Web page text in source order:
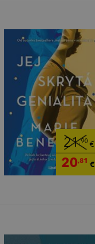
21,90€
20,81 €